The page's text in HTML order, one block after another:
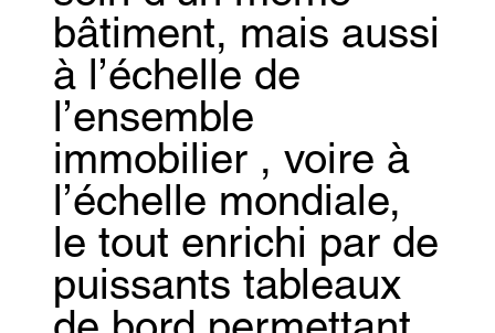
bâtiment, mais aussi
à l’échelle de
l’ensemble
immobilier , voire à
l’échelle mondiale,
le tout enrichi par de
puissants tableaux